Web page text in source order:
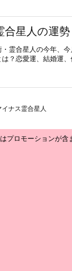
合星人の運勢
霊合星人の今年、
？恋愛運、結婚運
イナス霊合星人
プロモーションが含